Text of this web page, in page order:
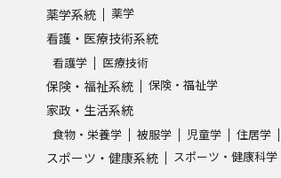
薬学系統 薬学
看護・医療技術系統
看護学 医療技術
保険・福祉系統 保険・福祉学
家政・生活系統
食物・栄養学 被服学 児童学 住居学
スポーツ・健康系統 スポーツ・健康科学